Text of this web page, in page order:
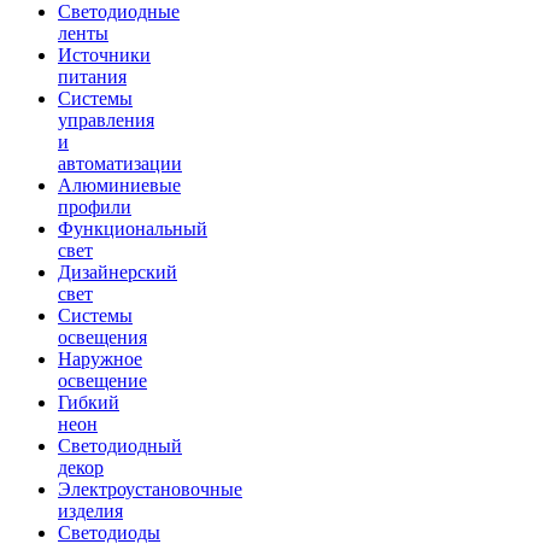
Светодиодные
ленты
Источники
питания
Системы
управления
и
автоматизации
Алюминиевые
профили
Функциональный
свет
Дизайнерский
свет
Системы
освещения
Наружное
освещение
Гибкий
неон
Светодиодный
декор
Электроустановочные
изделия
Светодиоды